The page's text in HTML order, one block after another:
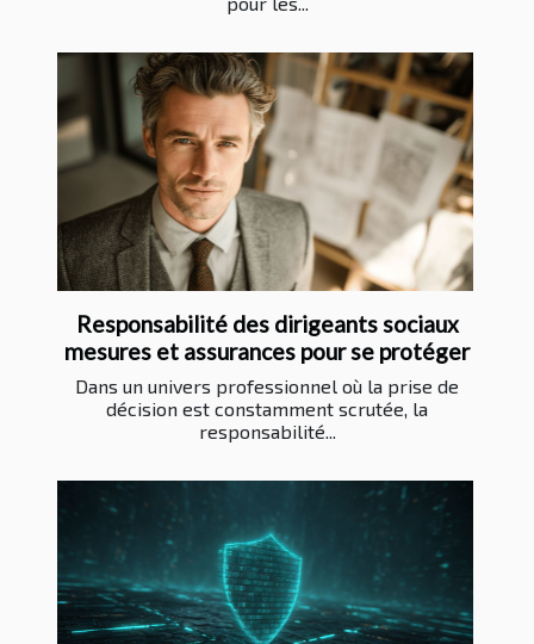
Responsabilité des dirigeants sociaux
mesures et assurances pour se protéger
Dans un univers professionnel où la prise de
décision est constamment scrutée, la
responsabilité...